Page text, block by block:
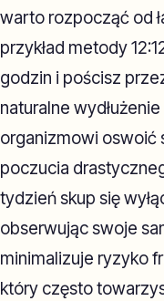
warto rozpocząć od
przykład metody
godzin i pościsz
naturalne
organizmowi oswoić
poczucia
tydzień skup się
obserwując swoje
minimalizuje ryzyko
który często